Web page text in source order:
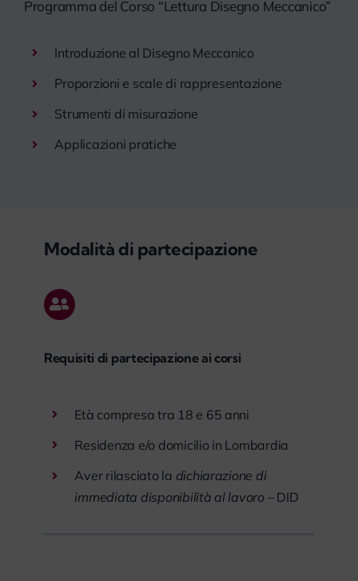
Programma del Corso “Lettura Disegno Meccanico”
Introduzione al Disegno Meccanico
Proporzioni e scale di rappresentazione
Strumenti di misurazione
Applicazioni pratiche
Modalità di partecipazione
Requisiti di partecipazione ai corsi
Età compresa tra 18 e 65 anni
Residenza e/o domicilio in Lombardia
Aver rilasciato la dichiarazione di
immediata disponibilità al lavoro– DID